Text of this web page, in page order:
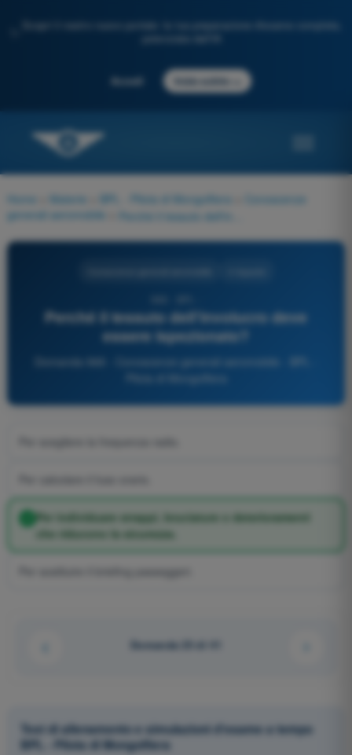
Scopri il nostro nuovo portale: la tua preparazione d'esame completa,
Accedi Inizia subito
Home Materie BPL - Pilota di Mongolfiera
Conoscenze
generali aeromobile
Perché il tessuto dell'involucro deve
essere ispezionato?
Per individuare strappi, bruciature o deterioramenti
che riducono la sicurezza.
Per sostituire il briefing passeggeri.
Domanda 25 di 41
Test di allenamento e simulazioni d'esame a tempo
BPL - Pilota di Mongolfiera